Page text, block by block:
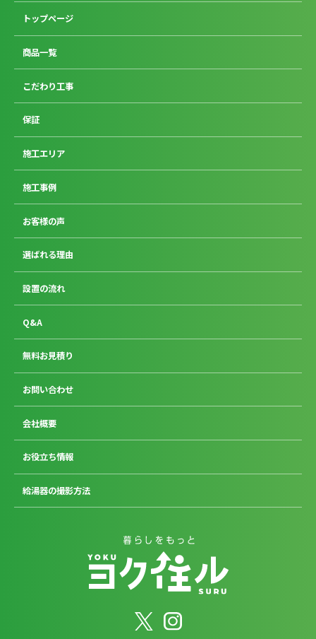
トップページ
商品一覧
こだわり工事
保証
施工エリア
施工事例
お客様の声
選ばれる理由
設置の流れ
Q&A
無料お見積り
お問い合わせ
会社概要
お役立ち情報
給湯器の撮影方法